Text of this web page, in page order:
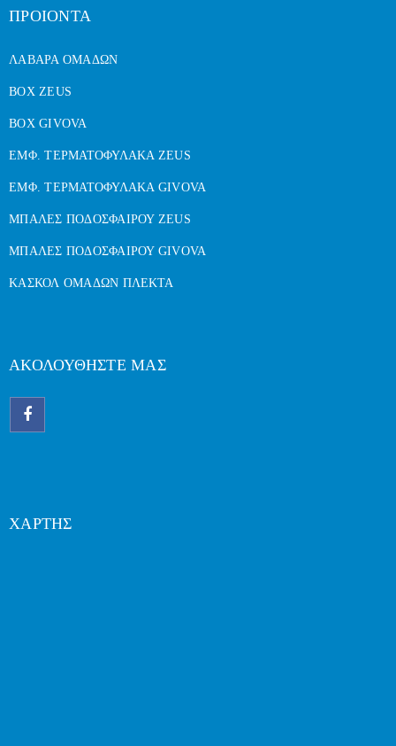
ΠΡΟΙΟΝΤΑ
ΛΑΒΑΡΑ ΟΜΑΔΩΝ
BOX ZEUS
BOX GIVOVA
ΕΜΦ. ΤΕΡΜΑΤΟΦΥΛΑΚΑ ZEUS
ΕΜΦ. ΤΕΡΜΑΤΟΦΥΛΑΚΑ GIVOVA
ΜΠΑΛΕΣ ΠΟΔΟΣΦΑΙΡΟΥ ZEUS
ΜΠΑΛΕΣ ΠΟΔΟΣΦΑΙΡΟΥ GIVOVA
ΚΑΣΚΟΛ ΟΜΑΔΩΝ ΠΛΕΚΤΑ
ΑΚΟΛΟΥΘΗΣΤΕ ΜΑΣ
ΧΑΡΤΗΣ